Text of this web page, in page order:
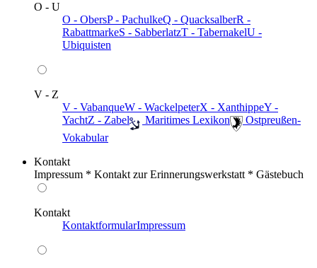
O - U
O - ObersP - PachulkeQ - QuacksalberR -
RabattmarkeS - SabberlatzT - TabernakelU -
Ubiquisten
V - Z
V - VabanqueW - WackelpeterX - XanthippeY -
YachtZ - Zabel ️ Maritimes Lexikon
️ Ostpreußen-
Vokabular
Kontakt
Impressum * Kontakt zur Erinnerungswerkstatt * Gästebuch
Kontakt
KontaktformularImpressum